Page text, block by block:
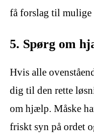
få forslag til mulige
5. Spørg om
Hvis alle
dig til den rette
om hjælp. Måske
friskt syn på ordet